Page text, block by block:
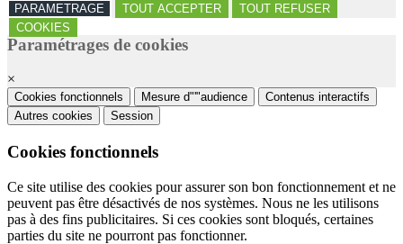
PARAMETRAGE TOUT ACCEPTER
TOUT REFUSER
COOKIES
Paramétrages de cookies
×
Cookies fonctionnels Mesure d"'"audience
Contenus interactifs
Autres cookies
Session
Cookies fonctionnels
Ce site utilise des cookies pour assurer son bon fonctionnement et ne
peuvent pas être désactivés de nos systèmes. Nous ne les utilisons
pas à des fins publicitaires. Si ces cookies sont bloqués, certaines
parties du site ne pourront pas fonctionner.